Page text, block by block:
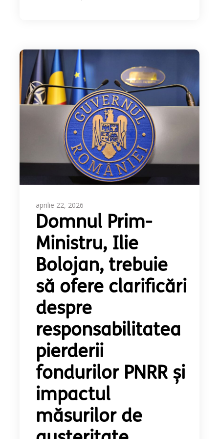
aprilie 22, 2026
Domnul Prim-
Ministru, Ilie
Bolojan, trebuie
să ofere clarificări
despre
responsabilitatea
pierderii
fondurilor PNRR și
impactul
măsurilor de